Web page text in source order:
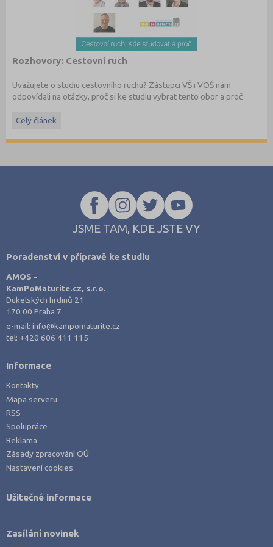
Rozhovory: Cestovní ruch
Uvažujete o studiu cestovního ruchu? Zástupci VŠ i VOŠ nám
odpovídali na otázky, proč si ke studiu vybrat tento obor a proč
můžete přečíst v dubnovém čísle časopisu, které se ve svém
webu k prolistování zdarma.
Celý článek
JSME TAM, KDE JSTE VY
Poradenství v přípravě ke studiu
AMOS -
KamPoMaturite.cz, s.r.o.
Dukelských hrdinů 21
170 00 Praha 7
e-mail:info@kampomaturite.cz
tel: +420 606 411 115
Informace
Kontakty
Mapa serveru
RSS
Spolupráce
Reklama
Zásady zpracování OÚ
Nastavení cookies
Užitečné informace
Zasílání novinek